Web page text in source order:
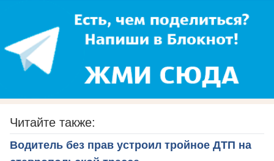
Читайте также:
Водитель без прав устроил тройное ДТП на